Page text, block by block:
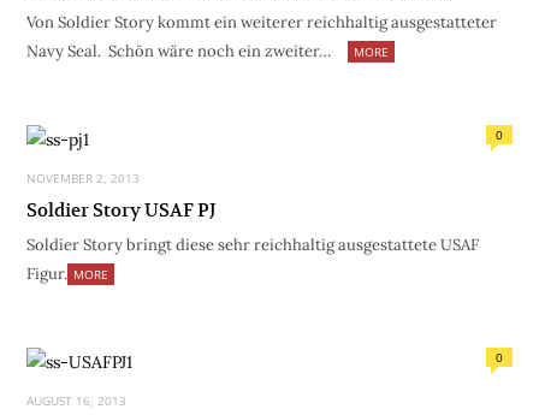
Von Soldier Story kommt ein weiterer reichhaltig ausgestatteter
Navy Seal. Schön wäre noch ein zweiter…
MORE
NOVEMBER 2, 2013
0
Soldier Story USAF PJ
Soldier Story bringt diese sehr reichhaltig ausgestattete USAF
Figur. MORE
AUGUST 16, 2013
0